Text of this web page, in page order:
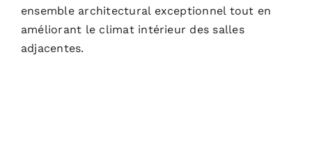
ensemble architectural exceptionnel tout en
améliorant le climat intérieur des salles
adjacentes.